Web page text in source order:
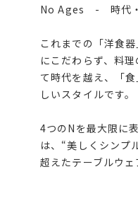
No Ages - 時代・
これまでの「洋食
にこだわらず、料
て時代を越え、「
しいスタイルです。
4つのNを最大限に
は、“美しくシンプ
超えたテーブルウェ